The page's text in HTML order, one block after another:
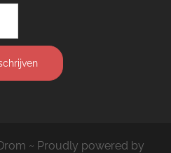
~ Proudly powered by